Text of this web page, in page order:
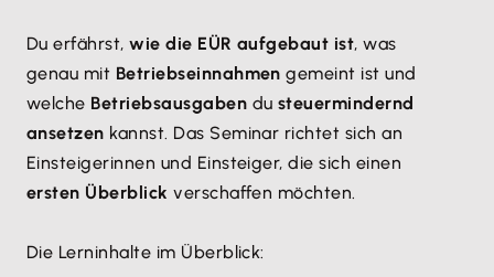
Du erfährst,wie die EÜR aufgebaut ist, was
genau mit Betriebseinnahmen gemeint ist und
welche Betriebsausgaben du steuermindernd
ansetzen kannst. Das Seminar richtet sich an
Einsteigerinnen und Einsteiger, die sich einen
ersten Überblick verschaffen möchten.
Die Lerninhalte im Überblick: